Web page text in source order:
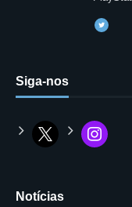
Siga-nos
Notícias